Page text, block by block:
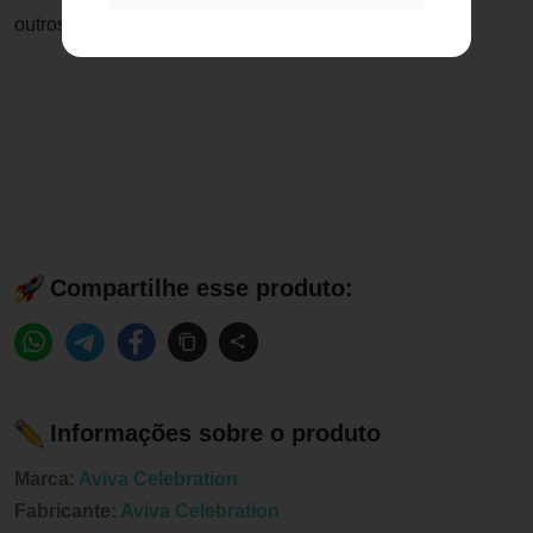
outros canais de vendas da Jequiti.
Compartilhe esse produto:
Informações sobre o produto
Marca: Aviva Celebration
Fabricante: Aviva Celebration